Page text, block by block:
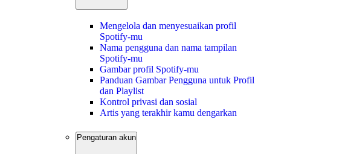
Mengelola dan menyesuaikan profil
Spotify-mu
Nama pengguna dan nama tampilan
Spotify-mu
Gambar profil Spotify-mu
Panduan Gambar Pengguna untuk Profil
dan Playlist
Kontrol privasi dan sosial
Artis yang terakhir kamu dengarkan
Pengaturan akun